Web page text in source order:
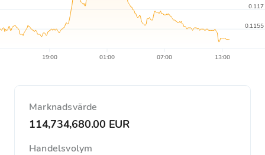
19:00 01:00 07:00 13:00
0.1155
0.117
Marknadsvärde
114,734,680.00 EUR
Handelsvolym